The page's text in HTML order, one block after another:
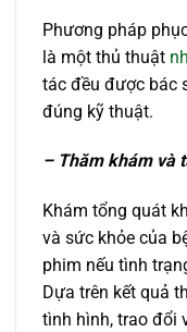
Phương pháp
là một thủ thuật
tác đều được bác
đúng kỹ thuật.
– Thăm khám và
Khám tổng quát
và sức khỏe của
phim nếu tình
Dựa trên kết quả
tình hình, trao đổi